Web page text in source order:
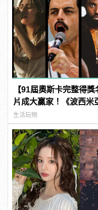
【91屆奧斯卡完整得
片成大贏家！《波西米
寵》奧莉薇亞柯爾曼封
生活玩物